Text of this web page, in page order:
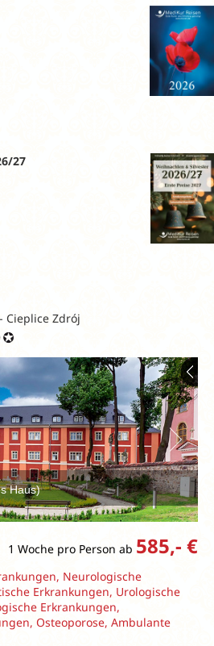
27
Cieplice Zdrój
Haus)
1 Woche pro Person ab 585,- €
Neurologische
Erkrankungen, Urologische
Erkrankungen,
Osteoporose, Ambulante